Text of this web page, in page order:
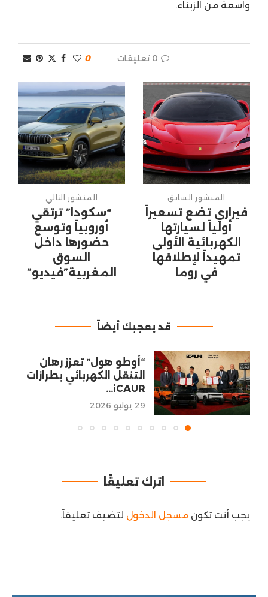
واسعة من الزبناء.
0 تعليقات 0
المنشور السابق
فيراري تضع تسعيراً
أولياً لسيارتها
الكهربائية الأولى
تمهيداً لإطلاقها
في روما
المنشور التالي
“سكودا” ترتقي
أوروبياً وتوسع
حضورها داخل
السوق
المغربية”فيديو”
قد يعجبك أيضاً
“أوطو هول” تعزز رهان
التنقل الكهربائي بطرازات
iCAUR...
29 يوليو 2026
اترك تعليقًا
يجب أنت تكون مسجل الدخول لتضيف تعليقاً.